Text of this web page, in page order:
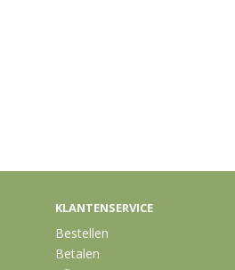
KLANTENSERVICE
Bestellen
Betalen